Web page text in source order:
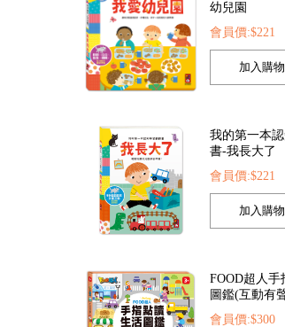
幼兒園
會員價:$221
我的第一本
書-我長大了
會員價:$221
FOOD超人
圖鑑(互動有
會員價:$300